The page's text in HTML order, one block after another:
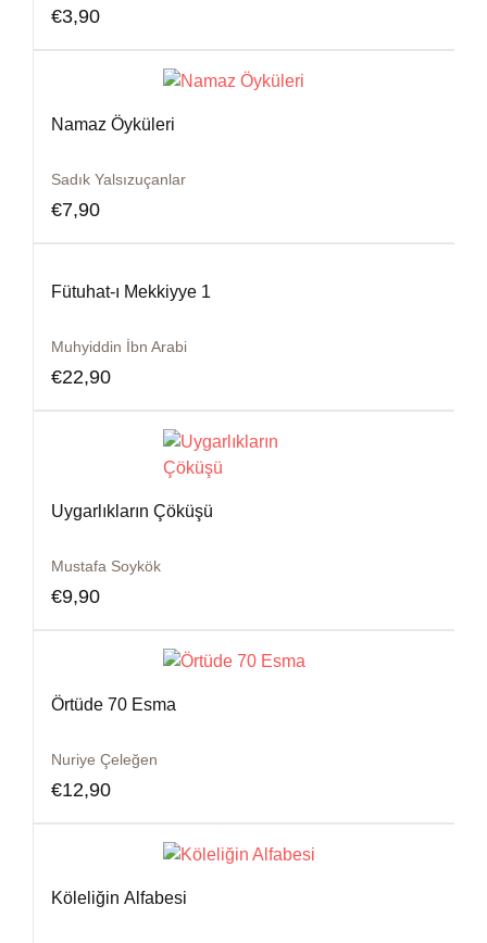
€3,90
Namaz Öyküleri
Sadık Yalsızuçanlar
€7,90
Fütuhat-ı Mekkiyye 1
Muhyiddin İbn Arabi
€22,90
Uygarlıkların Çöküşü
Mustafa Soykök
€9,90
Örtüde 70 Esma
Nuriye Çeleğen
€12,90
Köleliğin Alfabesi